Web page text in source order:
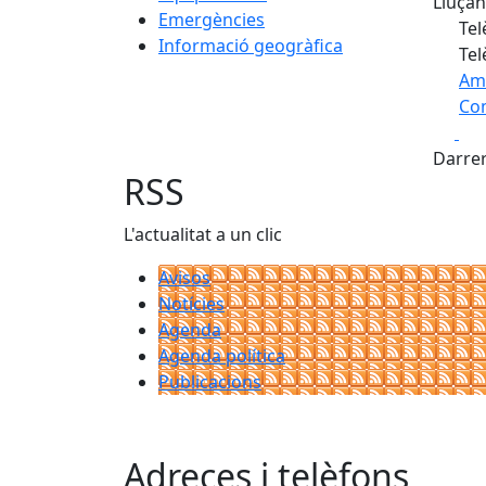
Emergències
Informació geogràfica
+
RSS
L'actualitat a un clic
Avisos
Notícies
Agenda
Agenda política
Publicacions
Adreces i telèfons